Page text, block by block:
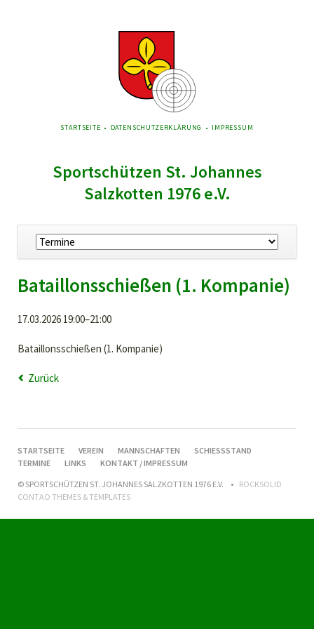
NAVIGATION
STARTSEITE DATENSCHUTZERKLÄRUNG IMPRESSUM
Sportschützen St. Johannes
Salzkotten 1976 e.V.
Navigation
überspringen
Bataillonsschießen (1. Kompanie)
17.03.2026 19:00–21:00
Bataillonsschießen (1. Kompanie)
Zurück
NAVIGATION
ÜBERSPRINGEN
STARTSEITE VEREIN MANNSCHAFTEN
SCHIESSSTAND
TERMINE
LINKS
KONTAKT / IMPRESSUM
© SPORTSCHÜTZEN ST. JOHANNES SALZKOTTEN 1976 E.V.
ROCKSOLID
CONTAO THEMES & TEMPLATES